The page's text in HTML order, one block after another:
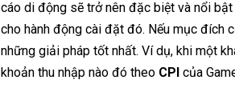
cáo di động sẽ trở nên đặc biệt và nổi
cho hành động cài đặt đó. Nếu mục đích
những giải pháp tốt nhất. Ví dụ, khi một
khoản thu nhập nào đó theo CPIcủa